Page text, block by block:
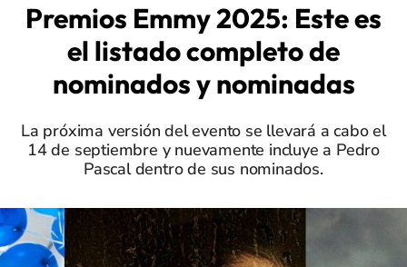
Premios Emmy 2025: Este es
el listado completo de
nominados y nominadas
La próxima versión del evento se llevará a cabo el
14 de septiembre y nuevamente incluye a Pedro
Pascal dentro de sus nominados.